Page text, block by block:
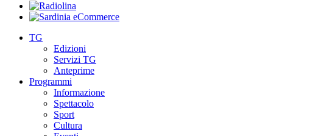
TG
Edizioni
Servizi TG
Anteprime
Programmi
Informazione
Spettacolo
Sport
Cultura